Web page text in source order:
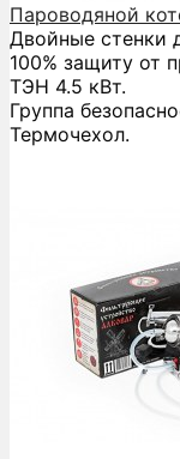
Пароводяной
Двойные стенки
100% защиту от
ТЭН 4.5 кВт.
Группа
Термочехол.